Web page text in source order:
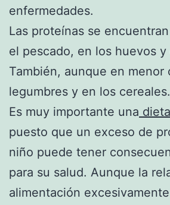
enfermedades.
Las proteínas se
el pescado, en los huevos
También, aunque en menor
legumbres y en los cereales.
Es muy importante una
puesto que un exceso de
niño puede tener
para su salud. Aunque la
alimentación